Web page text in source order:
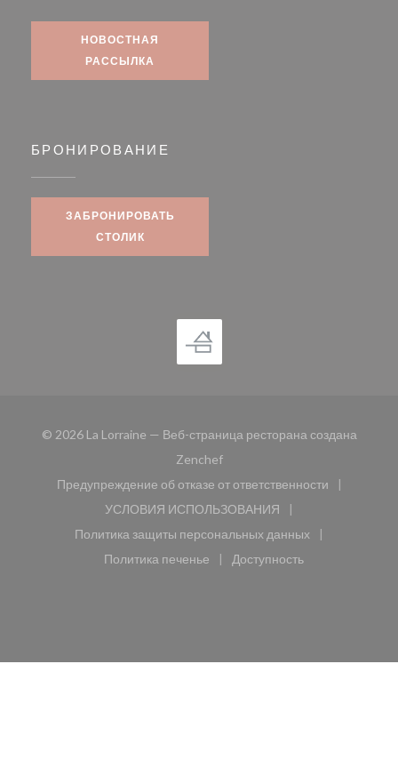
НОВОСТНАЯ
РАССЫЛКА
БРОНИРОВАНИЕ
ЗАБРОНИРОВАТЬ
СТОЛИК
© 2026 La Lorraine — Веб-страница ресторана создана
Zenchef((открывается в новом окне))
Предупреждение об отказе от ответственности
((открывается в новом окне))
УСЛОВИЯ ИСПОЛЬЗОВАНИЯ
((открывается в новом окне))
Политика защиты персональных данных
((открывается в новом окне))
Политика печенье
((открывается в новом окне))
Доступность